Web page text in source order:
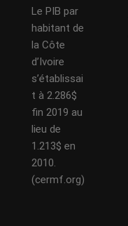
Le PIB par
habitant de
la Côte
d’Ivoire
s’établissai
t à 2.286$
fin 2019 au
lieu de
1.213$ en
2010.
(cermf.org)